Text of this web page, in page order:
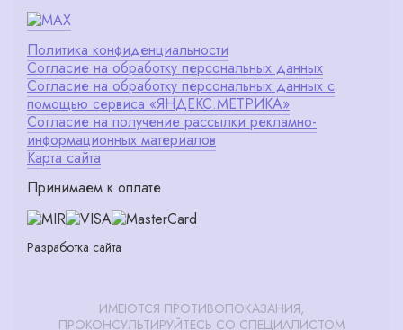
Политика конфиденциальности
Согласие на обработку персональных данных
Согласие на обработку персональных данных с
помощью сервиса «ЯНДЕКС.МЕТРИКА»
Согласие на получение рассылки рекламно-
информационных материалов
Карта сайта
Принимаем к оплате
Разработка сайта
ИМЕЮТСЯ ПРОТИВОПОКАЗАНИЯ,
ПРОКОНСУЛЬТИРУЙТЕСЬ СО СПЕЦИАЛИСТОМ